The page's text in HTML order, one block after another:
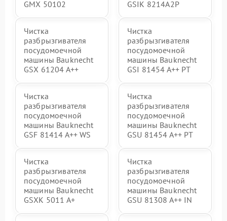
GMX 50102 GSIK 8214A2P
Чистка
разбрызгивателя
посудомоечной
машины Bauknecht
GSX 61204 A++
Чистка
разбрызгивателя
посудомоечной
машины Bauknecht
GSI 81454 A++ PT
Чистка
разбрызгивателя
посудомоечной
машины Bauknecht
GSF 81414 A++ WS
Чистка
разбрызгивателя
посудомоечной
машины Bauknecht
GSU 81454 A++ PT
Чистка
разбрызгивателя
посудомоечной
машины Bauknecht
GSXK 5011 A+
Чистка
разбрызгивателя
посудомоечной
машины Bauknecht
GSU 81308 A++ IN